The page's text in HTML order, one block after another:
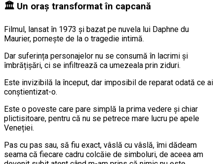
🏛️ Un oraș transformat în capcană
Filmul, lansat în 1973 și bazat pe nuvela lui Daphne du
Maurier, pornește de la o tragedie intimă.
Dar suferința personajelor nu se consumă în lacrimi și
îmbrățișări, ci se infiltrează ca umezeala prin ziduri.
Este invizibilă la început, dar imposibil de reparat odată ce ai
conștientizat-o.
Este o poveste care pare simplă la prima vedere și chiar
plictisitoare, pentru că nu se petrece mare lucru pe apele
Veneției.
Pas cu pas sau, să fiu exact, vâslă cu vâslă, îmi dădeam
seama că fiecare cadru colcăie de simboluri, de aceea am